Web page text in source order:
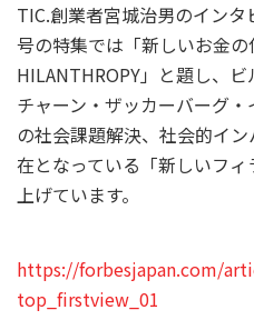
TIC.創業者宮城治男のイン
号の特集では「新しいお金
HILANTHROPY」と題し、ビ
チャーン・ザッカーバーグ
の社会課題解決、社会的イ
在となっている「新しいフ
上げています。
https://forbesjapan.com/
top_firstview_01